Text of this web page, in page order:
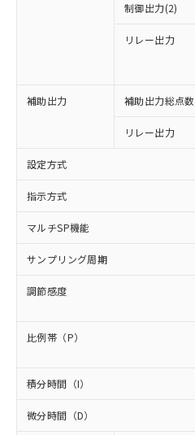
制御出力(2)
リレー出力
補助出力 補助出力総点数
リレー出力
設定方式
指示方式
マルチSP機能
サンプリング周期
調節感度
比例帯（P）
積分時間（I）
微分時間（D）